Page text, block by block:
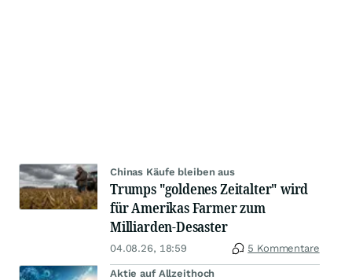
Chinas Käufe bleiben aus
Trumps "goldenes Zeitalter" wird
für Amerikas Farmer zum
Milliarden-Desaster
04.08.26, 18:59 5 Kommentare
Aktie auf Allzeithoch